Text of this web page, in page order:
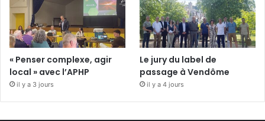
« Penser complexe, agir
local » avec l’APHP
il y a 3 jours
Le jury du label de
passage à Vendôme
il y a 4 jours